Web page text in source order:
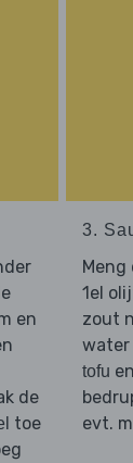
en
de
toe
3.
Meng
1el
zout
water
tofu en
evt.